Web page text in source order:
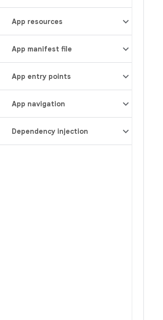
App resources
App manifest file
App entry points
App navigation
Dependency injection